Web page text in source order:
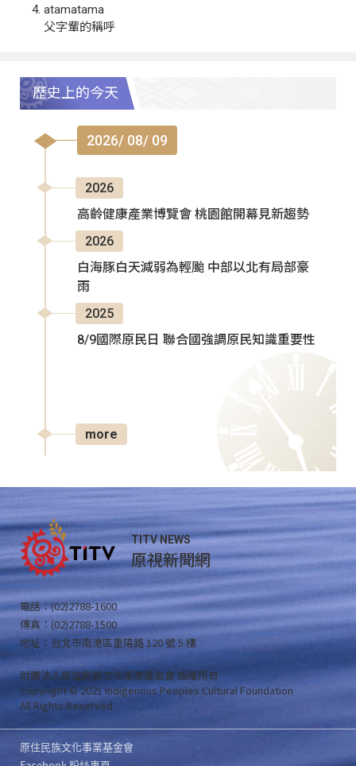
atamatama
父字輩的稱呼
歷史上的今天
2026/ 08/ 09
2026
高齡健康產業博覽會 桃園館開幕見新趨勢
2026
白海豚白天減弱為輕颱 中部以北有局部豪
雨
2025
8/9國際原民日 聯合國強調原民知識重要性
more
TITV NEWS
原視新聞網
電話：(02)2788-1600
傳真：(02)2788-1500
地址：台北市南港區重陽路 120 號 5 樓
財團法人原住民族文化事業基金會 版權所有
Copyright © 2021 Indigenous Peoples Cultural Foundation
All Rights Reserved .
原住民族文化事業基金會